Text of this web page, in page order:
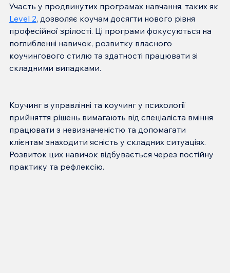
Участь у продвинутих програмах навчання, таких як
Level 2, дозволяє коучам досягти нового рівня
професійної зрілості. Ці програми фокусуються на
поглибленні навичок, розвитку власного
коучингового стилю та здатності працювати зі
Коучинг в управлінні та коучинг у психології
прийняття рішень вимагають від спеціаліста вміння
працювати з невизначеністю та допомагати
клієнтам знаходити ясність у складних ситуаціях.
Розвиток цих навичок відбувається через постійну